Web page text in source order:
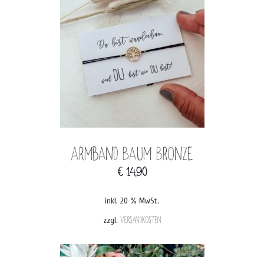
Armband Baum Bronze
€ 14,90
inkl. 20 % MwSt.
zzgl. Versandkosten